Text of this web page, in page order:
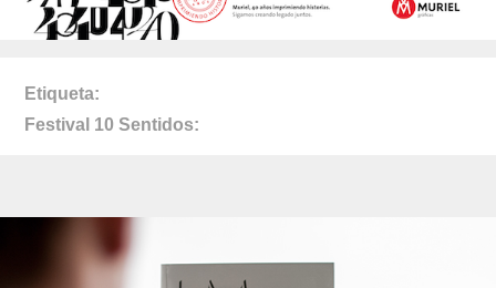
Etiqueta
Festival 10 Sentidos